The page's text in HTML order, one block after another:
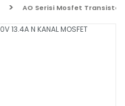
AO Serisi Mosfet Transistor